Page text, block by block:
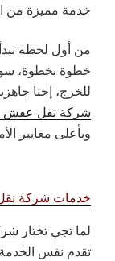
خدمة مميزة من
من أول لحظة
خطوة بخطوة،
للخرج، إحنا
شركة نقل عفش
وبأعلى معايير
خدمات شركة
لما تجي تختار
تقدم نفس